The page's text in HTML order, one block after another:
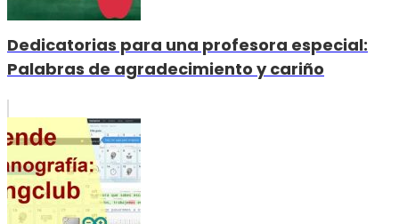
Dedicatorias para una profesora especial:
Palabras de agradecimiento y cariño